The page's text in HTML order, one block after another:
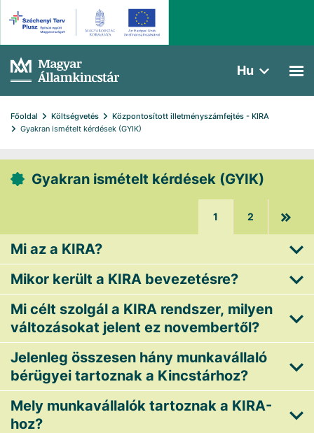
Hu
Főoldal Költségvetés
Központosított illetményszámfejtés - KIRA
Gyakran ismételt kérdések (GYIK)
Gyakran ismételt kérdések (GYIK)
1 2
Mi az a KIRA?
Mikor került a KIRA bevezetésre?
Mi célt szolgál a KIRA rendszer, milyen
változásokat jelent ez novembertől?
Jelenleg összesen hány munkavállaló
bérügyei tartoznak a Kincstárhoz?
Mely munkavállalók tartoznak a KIRA-
hoz?